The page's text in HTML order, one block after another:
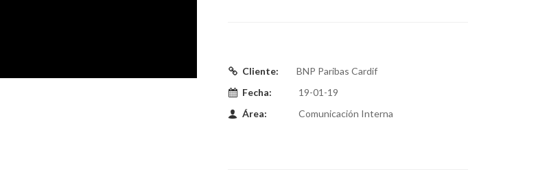
Cliente:
BNP Paribas Cardif
Fecha:
19-01-19
Área:
Comunicación Interna